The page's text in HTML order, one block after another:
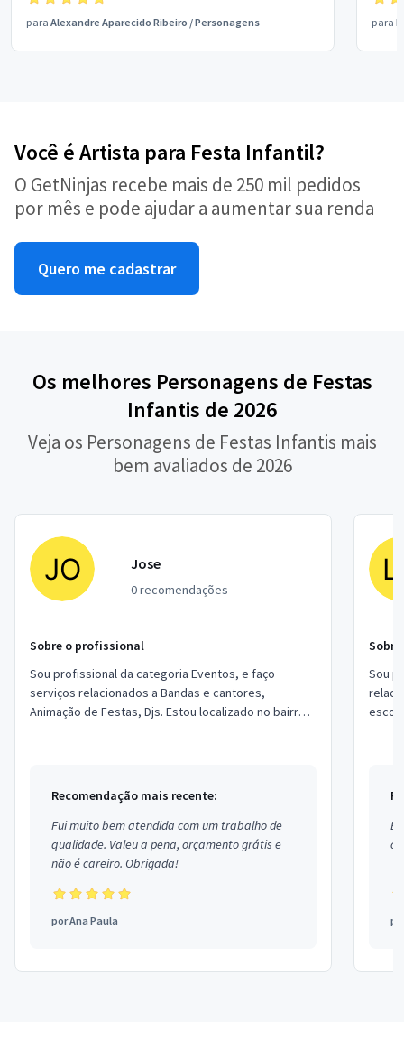
pessoas e valor Obrigada, fizeram meu dia muito
especial e de todos, principalmente da minha
pequena ❤️
para Alexandre Aparecido Ribeiro /Personagens para
Você é Artista para Festa Infantil?
O GetNinjas recebe mais de 250 mil pedidos
por mês e pode ajudar a aumentar sua renda
Quero me cadastrar
Os melhores Personagens de Festas
Infantis de 2026
Veja os Personagens de Festas Infantis mais
bem avaliados de 2026
Jose
0 recomendações
Sobre o profissional
Sou profissional da categoria Eventos, e faço
serviços relacionados a Bandas e cantores,
Animação de Festas, Djs. Estou localizado no bairro
Recomendação mais recente:
Fui muito bem atendida com um trabalho de
qualidade. Valeu a pena, orçamento grátis e
não é careiro. Obrigada!
porAna Paula
Sou